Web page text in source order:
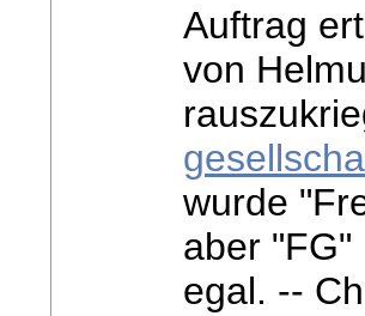
Auftrag
von
wurde
aber "FG"
egal. --